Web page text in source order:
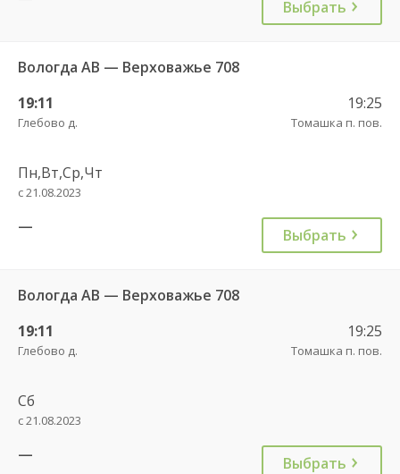
Выбрать
Вологда АВ — Верховажье 708
19:11
Глебово д.
19:25
Томашка п. пов.
Пн,Вт,Ср,Чт
с 21.08.2023
— Выбрать
Вологда АВ — Верховажье 708
19:11
Глебово д.
19:25
Томашка п. пов.
Сб
с 21.08.2023
— Выбрать